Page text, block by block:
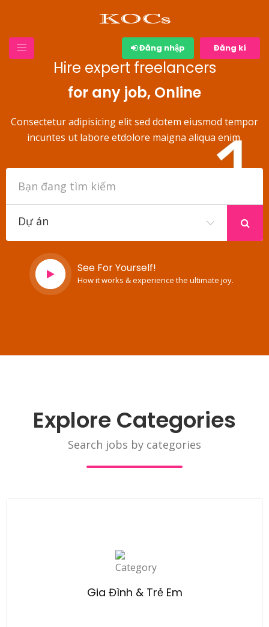
Đăng nhập Đăng kí
Hire expert freelancers
for any job, Online
Consectetur adipisicing elit sed dotem eiusmod tempor
incuntes ut labore etdolore maigna aliqua enim.
Dự án
See For Yourself!
How it works & experience the ultimate joy.
Explore Categories
Search jobs by categories
Gia Đình & Trẻ Em
Explore